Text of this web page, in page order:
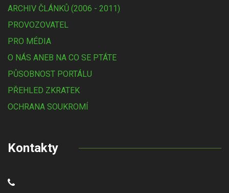
ARCHIV ČLÁNKŮ (2006 - 2011)
PROVOZOVATEL
PRO MÉDIA
O NÁS ANEB NA CO SE PTÁTE
PŮSOBNOST PORTÁLU
PŘEHLED ZKRATEK
OCHRANA SOUKROMÍ
Kontakty